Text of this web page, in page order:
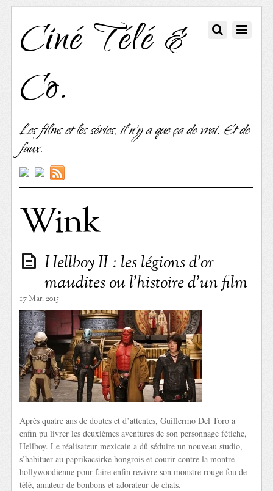
Ciné Télé &
Co.
Les films et les séries, il n'y a que ça de vrai. Et de
faux.
Wink
Hellboy II : les légions d’or
maudites ou l’histoire d’un film
17 Mar. 2015
Après quatre ans de doutes et d’attentes, Guillermo Del Toro a
enfin pu livrer les deuxièmes aventures de son personnage fétiche,
Hellboy. Le réalisateur mexicain a dû séduire un nouveau studio,
s’habituer au paprikacsirke hongrois et courir contre la montre
hollywoodienne pour faire enfin revivre son monstre rouge fou de
télé, amateur de bonbons et adorateur de chats.